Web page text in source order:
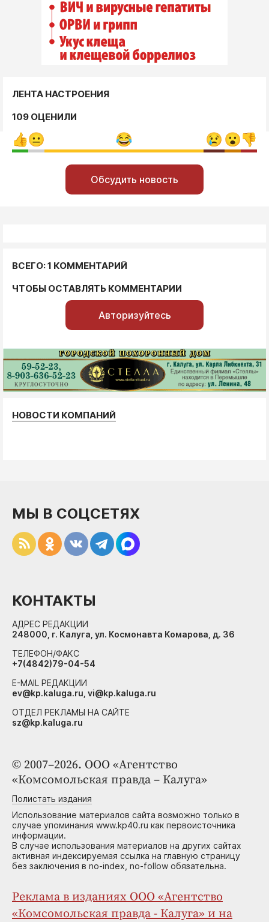
ЛЕНТА НАСТРОЕНИЯ
109 ОЦЕНИЛИ
Обсудить новость
ВСЕГО: 1 КОММЕНТАРИЙ
ЧТОБЫ ОСТАВЛЯТЬ КОММЕНТАРИИ
Авторизуйтесь
НОВОСТИ КОМПАНИЙ
© 2007–2026. ООО «Агентство
«Комсомольская правда – Калуга»
Полистать издания
Использование материалов сайта возможно только в
случае упоминания www.kp40.ru как первоисточника
информации.
В случае использования материалов на других сайтах
активная индексируемая ссылка на главную страницу
без заключения в no-index, no-follow обязательна.
Реклама в изданиях ООО «Агентство
«Комсомольская правда - Калуга» и на
МЫ В СОЦСЕТЯХ
КОНТАКТЫ
АДРЕС РЕДАКЦИИ
248000, г. Калуга, ул. Космонавта Комарова, д. 36
ТЕЛЕФОН/ФАКС
+7(4842)79-04-54
E-MAIL РЕДАКЦИИ
ev@kp.kaluga.ru, vi@kp.kaluga.ru
ОТДЕЛ РЕКЛАМЫ НА САЙТЕ
sz@kp.kaluga.ru